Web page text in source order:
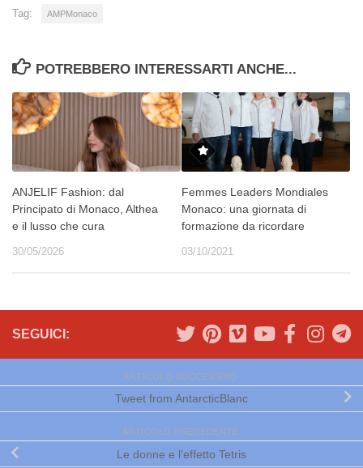
Tag: AMPMonaco
POTREBBERO INTERESSARTI ANCHE...
ANJELIF Fashion: dal
Principato di Monaco, Althea
e il lusso che cura
30/05/2026
Femmes Leaders Mondiales
Monaco: una giornata di
formazione da ricordare
03/10/2021
SEGUICI:
ARTICOLO SUCCESSIVO
Tweet from AntarcticBlanc
ARTICOLO PRECEDENTE
Le donne e l’effetto Tetris